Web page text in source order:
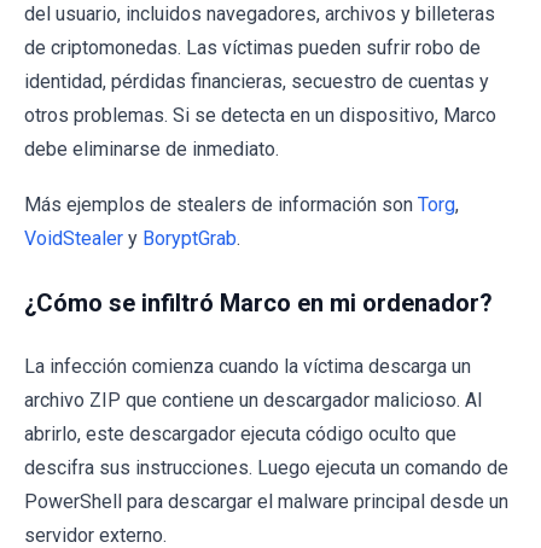
del usuario, incluidos navegadores, archivos y billeteras
de criptomonedas. Las víctimas pueden sufrir robo de
identidad, pérdidas financieras, secuestro de cuentas y
otros problemas. Si se detecta en un dispositivo, Marco
debe eliminarse de inmediato.
Más ejemplos de stealers de información son Torg,
VoidStealer y BoryptGrab.
¿Cómo se infiltró Marco en mi ordenador?
La infección comienza cuando la víctima descarga un
archivo ZIP que contiene un descargador malicioso. Al
abrirlo, este descargador ejecuta código oculto que
descifra sus instrucciones. Luego ejecuta un comando de
PowerShell para descargar el malware principal desde un
servidor externo.